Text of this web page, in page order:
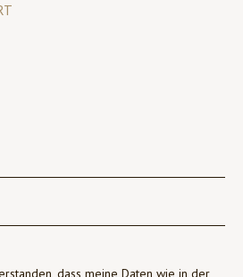
dass meine Daten wie in der